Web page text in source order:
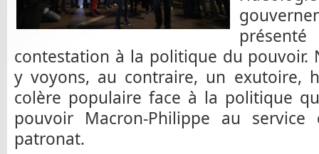
contestation à la politique du pouvoir.
y voyons, au contraire, un exutoire,
colère populaire face à la politique
pouvoir Macron-Philippe au
patronat.